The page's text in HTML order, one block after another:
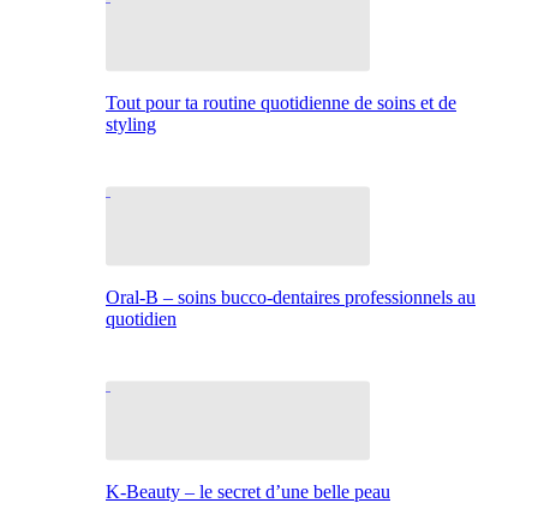
Tout pour ta routine quotidienne de soins et de
styling
Oral-B – soins bucco-dentaires professionnels au
quotidien
K-Beauty – le secret d’une belle peau